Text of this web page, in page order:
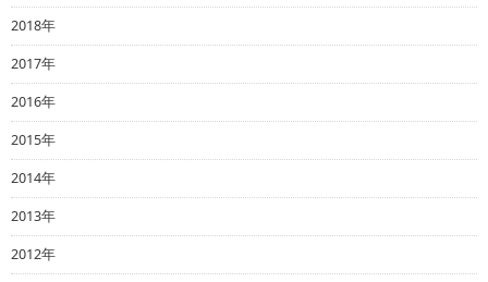
2018年
2017年
2016年
2015年
2014年
2013年
2012年